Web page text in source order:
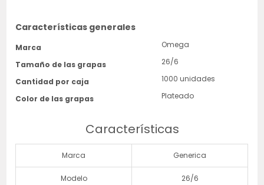
Características generales
Marca
Omega
Tamaño de las grapas
26/6
Cantidad por caja
1000 unidades
Color de las grapas
Plateado
Características
Marca Generica
Modelo 26/6